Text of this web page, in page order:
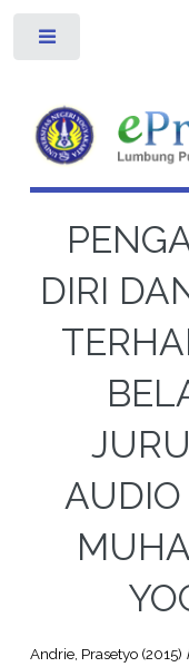
DIRI
Andrie, Prasetyo(2015)